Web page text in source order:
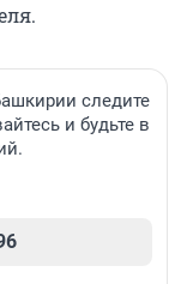
следите
и будьте в